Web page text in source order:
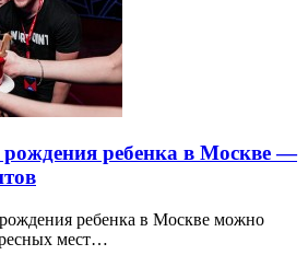
рождения ребенка в Москве —
ребенка в Москве можно
мест…